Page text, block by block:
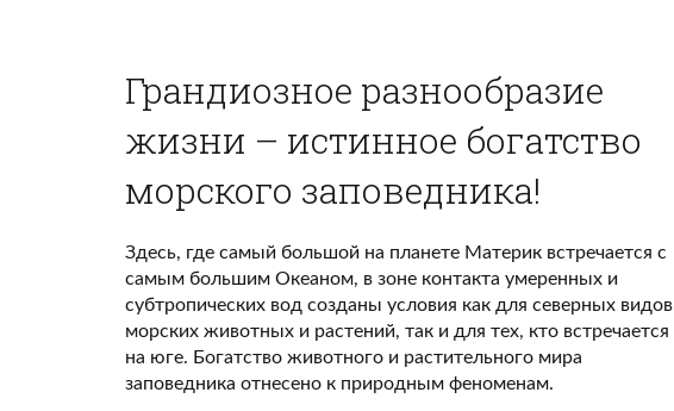
Грандиозное разнообразие
жизни – истинное богатство
морского заповедника!
Здесь, где самый большой на планете Материк встречается с
самым большим Океаном, в зоне контакта умеренных и
субтропических вод созданы условия как для северных видов
морских животных и растений, так и для тех, кто встречается
на юге. Богатство животного и растительного мира
заповедника отнесено к природным феноменам.